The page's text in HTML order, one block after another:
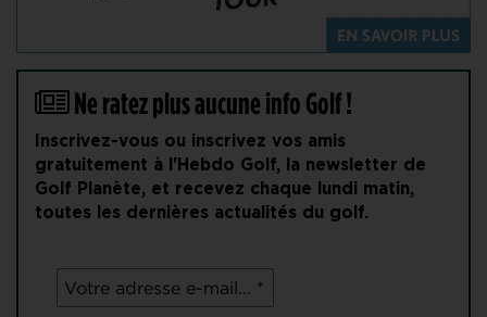
Ne ratez plus aucune info Golf !
Inscrivez-vous ou inscrivez vos amis
gratuitement à l'Hebdo Golf, la newsletter de
Golf Planète, et recevez chaque lundi matin,
toutes les dernières actualités du golf.